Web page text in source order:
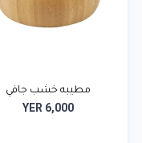
مطيبه خشب جافي
YER 6,000